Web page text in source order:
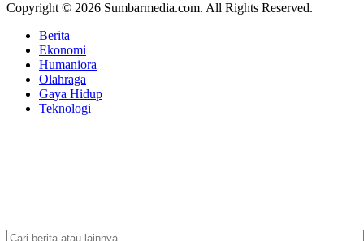
Copyright © 2026 Sumbarmedia.com. All Rights Reserved.
Berita
Ekonomi
Humaniora
Olahraga
Gaya Hidup
Teknologi